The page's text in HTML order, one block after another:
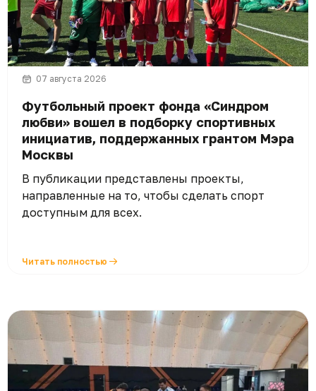
07 августа 2026
Футбольный проект фонда «Синдром
любви» вошел в подборку спортивных
инициатив, поддержанных грантом Мэра
Москвы
В публикации представлены проекты,
направленные на то, чтобы сделать спорт
доступным для всех.
Читать полностью